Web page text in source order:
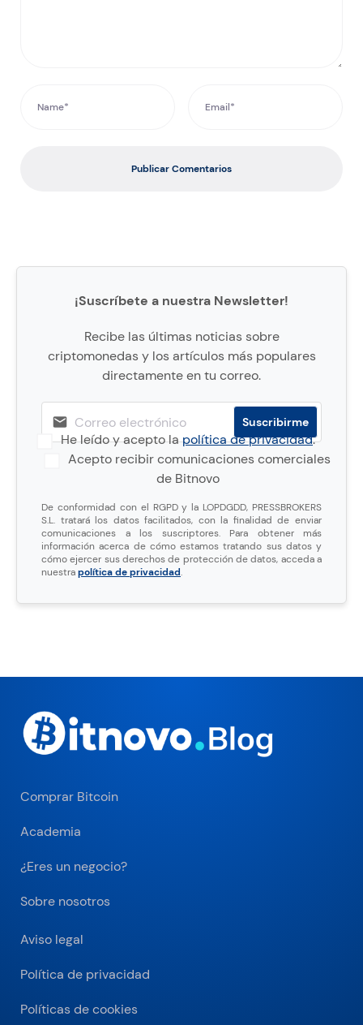
Publicar Comentarios
¡Suscríbete a nuestra Newsletter!
Recibe las últimas noticias sobre
criptomonedas y los artículos más populares
directamente en tu correo.
He leído y acepto lapolítica de privacidad.
Acepto recibir comunicaciones comerciales
de Bitnovo
De conformidad con el RGPD y la LOPDGDD, PRESSBROKERS
S.L. tratará los datos facilitados, con la finalidad de enviar
comunicaciones a los suscriptores. Para obtener más
información acerca de cómo estamos tratando sus datos y
cómo ejercer sus derechos de protección de datos, acceda a
nuestrapolítica de privacidad.
Comprar Bitcoin
Academia
¿Eres un negocio?
Sobre nosotros
Aviso legal
Política de privacidad
Políticas de cookies